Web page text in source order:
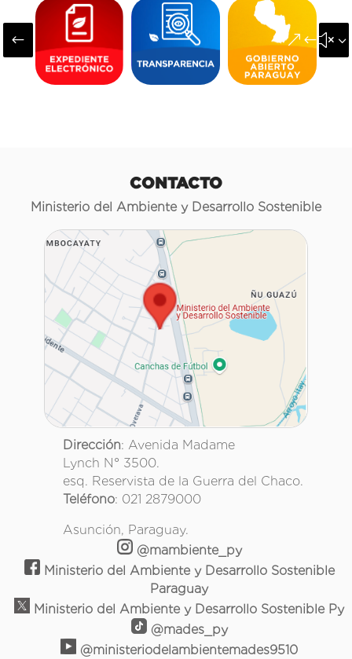
#
CONTACTO
Ministerio del Ambiente y Desarrollo Sostenible
Dirección: Avenida Madame
Lynch N° 3500.
esq. Reservista de la Guerra del Chaco.
Teléfono: 021 2879000
Asunción, Paraguay.
@mambiente_py
Ministerio del Ambiente y Desarrollo Sostenible
Paraguay
Ministerio del Ambiente y Desarrollo Sostenible Py
@mades_py
@ministeriodelambientemades9510